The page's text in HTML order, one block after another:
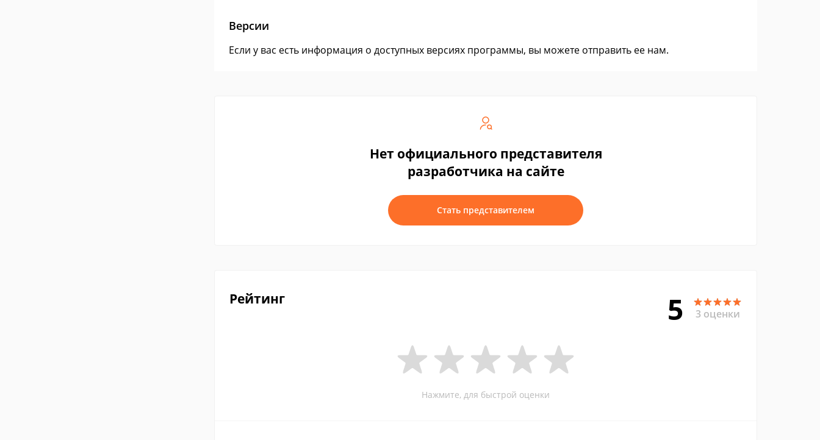
Версии
Если у вас есть информация о доступных версиях программы, вы можете отправить ее нам.
Нет официального представителя
разработчика на сайте
Стать представителем
Рейтинг 5 3 оценки
Нажмите, для быстрой оценки